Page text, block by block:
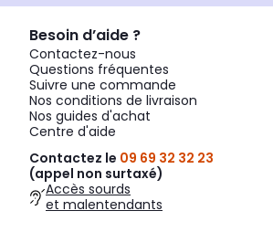
Besoin d’aide ?
Contactez-nous
Questions fréquentes
Suivre une commande
Nos conditions de livraison
Nos guides d'achat
Centre d'aide
Contactez le 09 69 32 32 23
(appel non surtaxé)
Accès sourds
et malentendants